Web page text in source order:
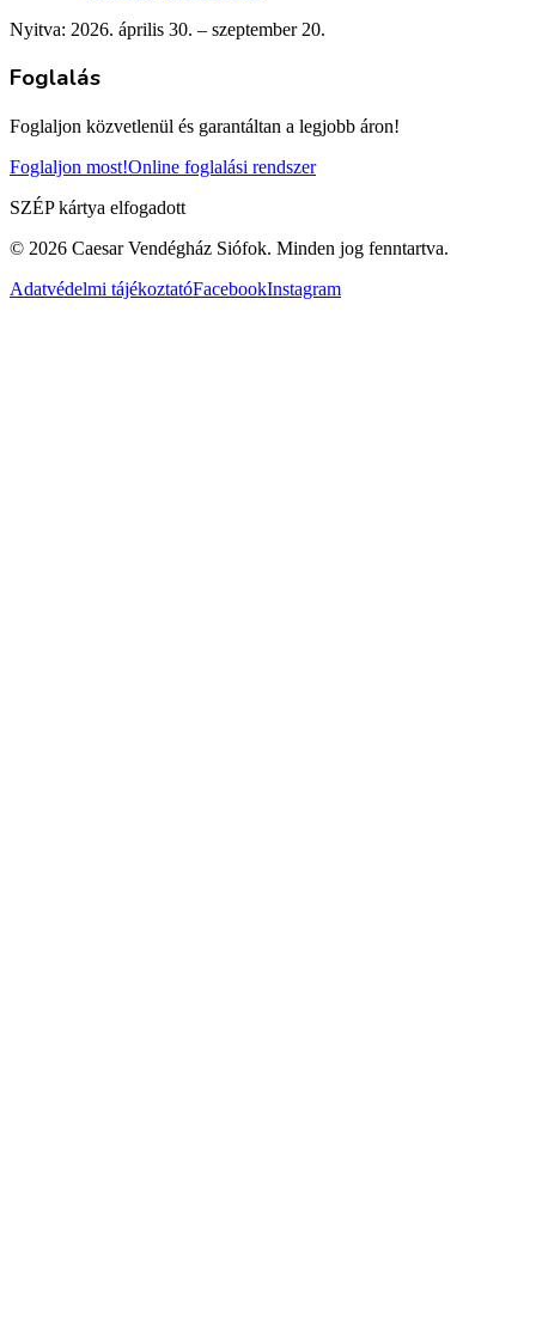
Nyitva: 2026. április 30. – szeptember 20.
Foglalás
Foglaljon közvetlenül és garantáltan a legjobb áron!
Foglaljon most!Online foglalási rendszer
SZÉP kártya elfogadott
© 2026 Caesar Vendégház Siófok. Minden jog fenntartva.
Adatvédelmi tájékoztatóFacebookInstagram